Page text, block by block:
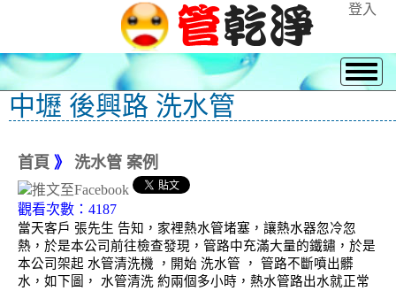
登入
中壢 後興路 洗水管
首頁 》 洗水管 案例
觀看次數：4187
當天客戶 張先生 告知，家裡熱水管堵塞，讓熱水器忽冷忽
熱，於是本公司前往檢查發現，管路中充滿大量的鐵鏽，於是
本公司架起 水管清洗機 ，開始 洗水管 ， 管路不斷噴出髒
水，如下圖， 水管清洗 約兩個多小時，熱水管路出水就正常